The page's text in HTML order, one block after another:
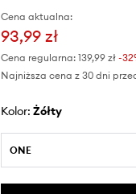
Cena aktualna:
93,99 zł
Cena regularna: 139,99 zł-
Najniższa cena z 30 dni
Kolor: żółty
ONE